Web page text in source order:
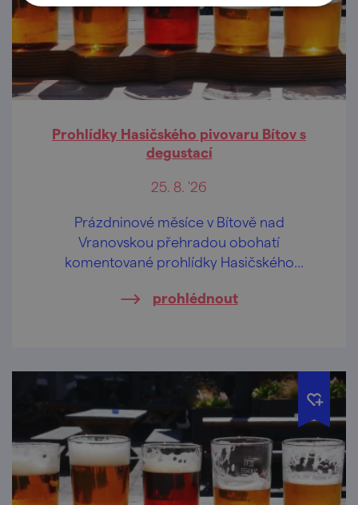
Prohlídky Hasičského pivovaru Bítov s
degustací
25. 8. '26
Prázdninové měsíce v Bítově nad
Vranovskou přehradou obohatí
komentované prohlídky Hasičského
prohlédnout